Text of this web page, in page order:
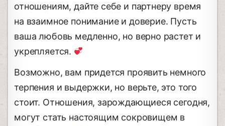
отношениям, дайте себе и партнеру время
на взаимное понимание и доверие. Пусть
ваша любовь медленно, но верно растет и
укрепляется.
Возможно, вам придется проявить немного
терпения и выдержки, но верьте, это того
стоит. Отношения, зарождающиеся сегодня,
могут стать настоящим сокровищем в